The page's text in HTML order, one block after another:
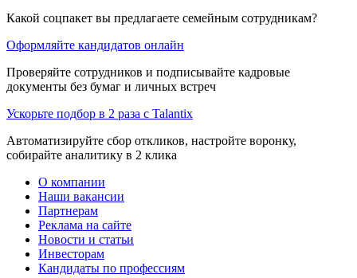
Какой соцпакет вы предлагаете семейным сотрудникам?
Оформляйте кандидатов онлайн
Проверяйте сотрудников и подписывайте кадровые
документы без бумаг и личных встреч
Ускорьте подбор в 2 раза с Talantix
Автоматизируйте сбор откликов, настройте воронку,
собирайте аналитику в 2 клика
О компании
Наши вакансии
Партнерам
Реклама на сайте
Новости и статьи
Инвесторам
Кандидаты по профессиям